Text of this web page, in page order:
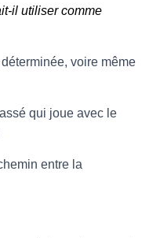
il utiliser comme
voire même
qui joue avec le
entre la